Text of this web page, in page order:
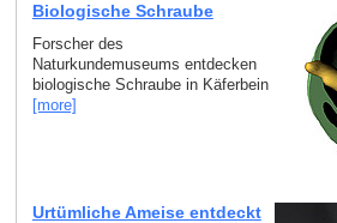
Biologische Schraube
Forscher des
Naturkundemuseums entdecken
biologische Schraube in Käferbein
[more]
Urtümliche Ameise entdeckt